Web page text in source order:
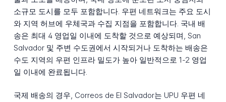
소규모 도시를 모두 포함합니다. 우편 네트워크는 주요 도시
와 지역 허브에 우체국과 수집 지점을 포함합니다. 국내 배
송은 최대 4 영업일 이내에 도착할 것으로 예상되며, San
Salvador 및 주변 수도권에서 시작되거나 도착하는 배송은
수도 지역의 우편 인프라 밀도가 높아 일반적으로 1-2 영업
일 이내에 완료됩니다.
국제 배송의 경우, Correos de El Salvador는 UPU 우편 네